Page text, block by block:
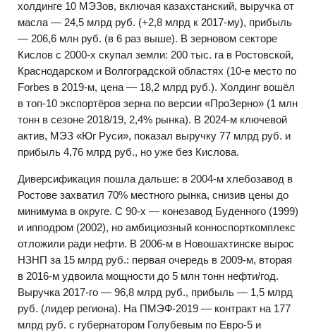
холдинге 10 МЭЗов, включая казахстанский, выручка от
масла — 24,5 млрд руб. (+2,8 млрд к 2017-му), прибыль
— 206,6 млн руб. (в 6 раз выше). В зерновом секторе
Кислов с 2000-х скупал земли: 200 тыс. га в Ростовской,
Краснодарском и Волгоградской областях (10-е место по
Forbes в 2019-м, цена — 18,2 млрд руб.). Холдинг вошёл
в топ-10 экспортёров зерна по версии «ПроЗерно» (1 млн
тонн в сезоне 2018/19, 2,4% рынка). В 2024-м ключевой
актив, МЭЗ «Юг Руси», показал выручку 77 млрд руб. и
прибыль 4,76 млрд руб., но уже без Кислова.
Диверсификация пошла дальше: в 2004-м хлебозавод в
Ростове захватил 70% местного рынка, снизив цены до
минимума в округе. С 90-х — конезавод Буденного (1999)
и ипподром (2002), но амбициозный конноспорткомплекс
отложили ради нефти. В 2006-м в Новошахтинске вырос
НЗНП за 15 млрд руб.: первая очередь в 2009-м, вторая
в 2016-м удвоила мощности до 5 млн тонн нефти/год.
Выручка 2017-го — 96,8 млрд руб., прибыль — 1,5 млрд
руб. (лидер региона). На ПМЭФ-2019 — контракт на 177
млрд руб. с губернатором Голубевым по Евро-5 и